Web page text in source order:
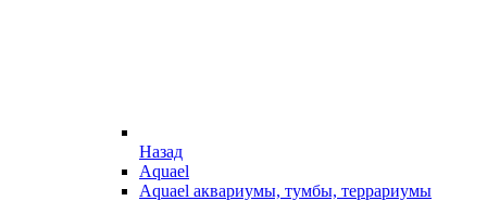
Назад
Aquael
Aquael аквариумы, тумбы, террариумы